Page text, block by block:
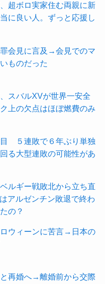
超ボロ実家住む両親に新
に良い人。ずっと応援し
会見に言及→会見でのマ
ものだった
スバルXVが世界一安全
上の欠点はほぼ燃費のみ
５連敗で６年ぶり単独
る大型連敗の可能性があ
ルギー戦敗北から立ち直
アルゼンチン敗退で終わ
の？
ウィーンに苦言→日本の
再婚へ→離婚前から交際